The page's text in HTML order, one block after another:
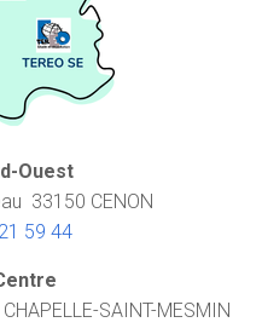
Ouest
33150 CENON
59 44
SAINT-MESMIN